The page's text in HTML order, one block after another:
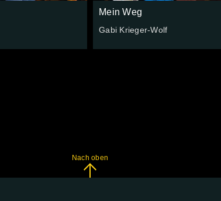
Mein Weg
Gabi Krieger-Wolf
Nach oben